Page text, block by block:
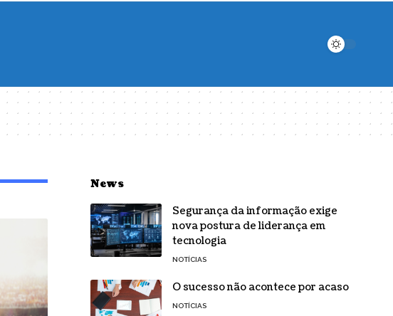
News
Segurança da informação exige
nova postura de liderança em
tecnologia
NOTÍCIAS
O sucesso não acontece por acaso
NOTÍCIAS